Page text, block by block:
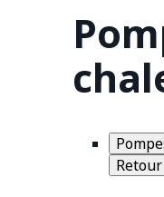
Retour